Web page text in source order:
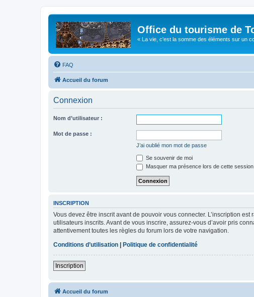
Office du tourisme de
« La vie, c'est la somme des éléments sur un
FAQ
Accueil du forum
Connexion
Nom d’utilisateur :
Mot de passe :
J’ai oublié mon mot de passe
Se souvenir de moi
Masquer ma présence lors de cette session
INSCRIPTION
Vous devez être inscrit avant de pouvoir vous connecter. L’inscription
utilisateurs inscrits. Avant de vous inscrire, assurez-vous d’avoir pris
attentivement toutes les règles du forum lors de votre navigation.
Conditions d’utilisation
Politique de confidentialité
Inscription
Accueil du forum